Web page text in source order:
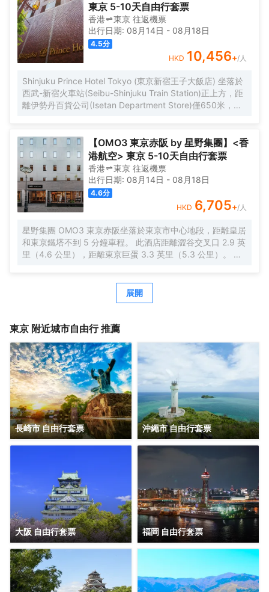
東京 5-10天自由行套票
香港 東京 往返機票
出行日期: 08月14日 - 08月18日
4.5分
HKD 10,456+/人
Shinjuku Prince Hotel Tokyo (東京新宿王子大飯店) 坐落於
西武-新宿火車站(Seibu-Shinjuku Train Station)正上方，距
離伊勢丹百貨公司(Isetan Department Store)僅650米，距
地區。 酒店客房採用現代風格設計，為您提供舒適温馨的雅
居空間。所有客房均配有全套傢俱、先進設施和友好的客房
服務，能夠滿足您住宿期間的一切需求。為了給你帶來更多
便利，酒店還設有24小時前台，可提供安排按摩服務和行李
寄存等服務。值得一提的是，酒店25樓設有一間享有城市全
景的日本餐廳，供應創意日本料理並設有酒吧，定能給您帶
來來自視覺和味蕾的雙重感官享受。 憑着優越的位置、完善
的設施以及無微不至的專業化服務，東京新宿王子大飯店為
每一位下榻於此的賓客帶來非一般的高品質體驗。入住於
此，您的旅途也將多一份温暖、多一份感動。
【OMO3 東京赤阪 by 星野集團】<香
港航空> 東京 5-10天自由行套票
香港 東京 往返機票
出行日期: 08月14日 - 08月18日
4.6分
HKD 6,705+/人
星野集團 OMO3 東京赤阪坐落於東京市中心地段，距離皇居
和東京鐵塔不到 5 分鐘車程。 此酒店距離澀谷交叉口 2.9 英
里（4.6 公里），距離東京巨蛋 3.3 英里（5.3 公里）。 每
提供冰箱和液晶電視；您定能在旅途中找到家的舒適。配備
淋浴/盆浴組合的私人浴室提供浸泡浴缸和坐浴桶。便利設施
展開
東京 附近城市自由行 推薦
長崎市 自由行套票 沖繩市 自由行套票
大阪 自由行套票 福岡 自由行套票